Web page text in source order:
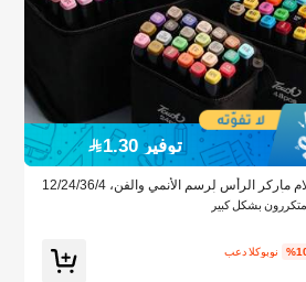
توفير 1.30
مجموعة أقلام ماركر الرأس لرسم الأنمي والفن، 12/24/36/4
80 قطعة أقلام ماركر، أقلام رسم، أقلام مائية، هدية العط
أفضل التمنيات، لوازم مدرسية، العودة إلى
فنية احترافية
بشكل كبير
بعد الكوبون